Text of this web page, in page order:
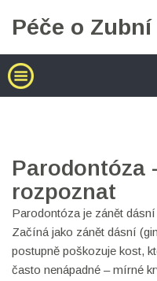
Parodontóza
rozpoznat
Parodontóza je zánět
Začíná jako zánět dásní
postupně poškozuje kost,
často nenápadné – mírné